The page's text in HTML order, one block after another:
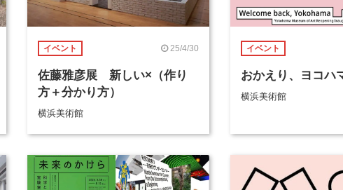
イベント 25/4/30
佐藤雅彦展 新しい×（作り
方＋分かり方）
横浜美術館
イベント
おかえり、ヨコハ
横浜美術館